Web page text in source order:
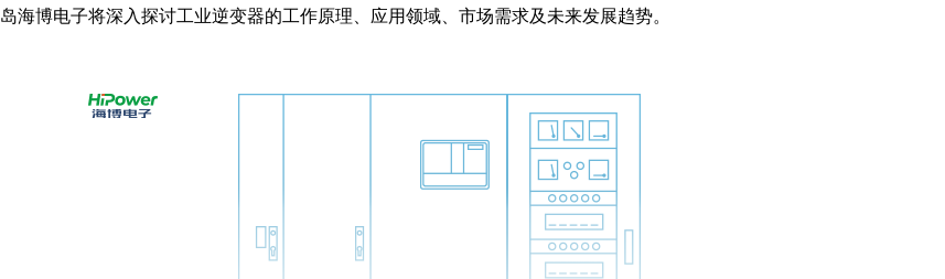
岛海博电子将深入探讨工业逆变器的工作原理、应用领域、市场需求及未来发展趋势。